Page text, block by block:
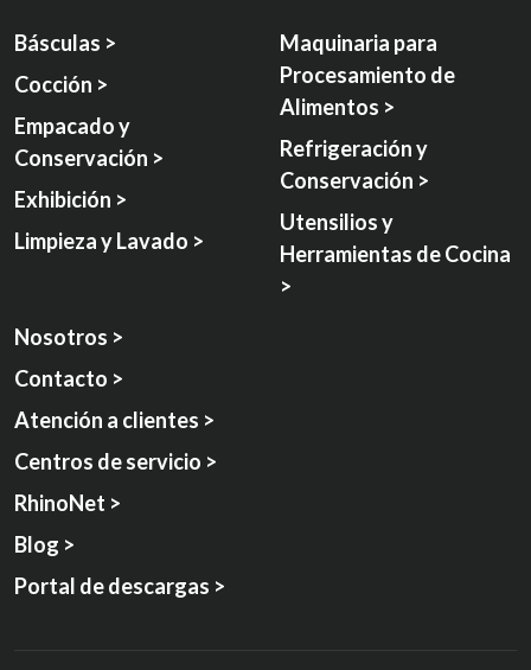
Básculas >
Cocción >
Empacado y
Conservación >
Exhibición >
Limpieza y Lavado >
Maquinaria para
Procesamiento de
Alimentos >
Refrigeración y
Conservación >
Utensilios y
Herramientas de Cocina
>
Nosotros >
Contacto >
Atención a clientes >
Centros de servicio >
RhinoNet >
Blog >
Portal de descargas >